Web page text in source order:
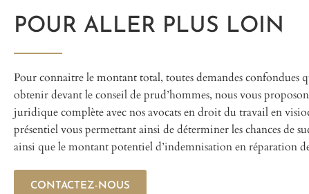
POUR ALLER PLUS LOIN
Pour connaitre le montant total, toutes demandes confondues
obtenir devant le conseil de prud’hommes, nous vous
juridique complète avec nos avocats en droit du travail en
présentiel vous permettant ainsi de déterminer les chances de
ainsi que le montant potentiel d’indemnisation en réparation
CONTACTEZ-NOUS